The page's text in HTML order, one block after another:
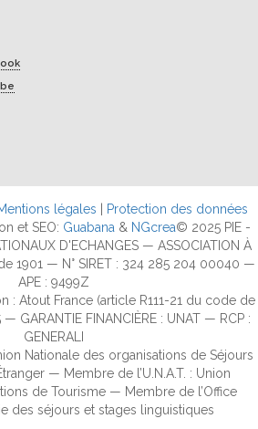
légales
Protection des données
et SEO: Guabana & NGcrea© 2025 PIE -
D'ECHANGES — ASSOCIATION À
1901 — N° SIRET : 324 285 204 00040 —
APE : 9499Z
: Atout France (article R111-21 du code de
GARANTIE FINANCIÈRE : UNAT — RCP :
GENERALI
Nationale des organisations de Séjours
— Membre de l’U.N.A.T. : Union
de Tourisme — Membre de l’Office
des séjours et stages linguistiques